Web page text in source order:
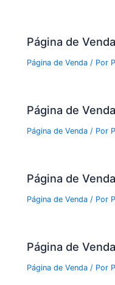
Página de Venda
Página de Venda / Por
Página de
Página de Venda / Por
Página de
Página de Venda / Por
Página de
Página de Venda / Por